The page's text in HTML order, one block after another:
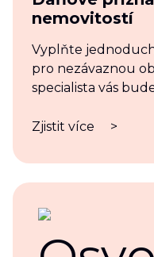
nemovitostí
Vyplňte
pro nezávaznou
specialista vás
Zjistit více >